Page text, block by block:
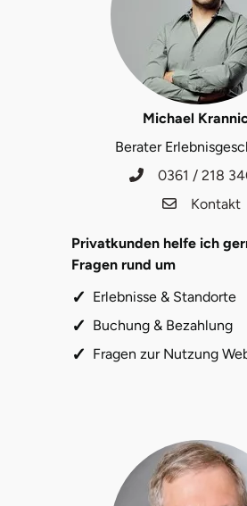
Michael
Berater
0361 / 218
Kontakt
Privatkunden helfe ich
Fragen rund um
Erlebnisse & Standorte
Buchung & Bezahlung
Fragen zur Nutzung
Rendsburg Eckernförde